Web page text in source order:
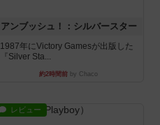
アンブッシュ！：シルバースター
1987年にVictory Gamesが出版した
『Silver Sta...
約2時間前 by Chaco
レビュー